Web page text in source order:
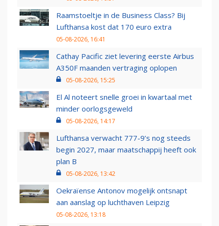
Raamstoeltje in de Business Class? Bij
Lufthansa kost dat 170 euro extra
05-08-2026, 16:41
Cathay Pacific ziet levering eerste Airbus
A350F maanden vertraging oplopen
05-08-2026, 15:25
El Al noteert snelle groei in kwartaal met
minder oorlogsgeweld
05-08-2026, 14:17
Lufthansa verwacht 777-9’s nog steeds
begin 2027, maar maatschappij heeft ook
plan B
05-08-2026, 13:42
Oekraïense Antonov mogelijk ontsnapt
aan aanslag op luchthaven Leipzig
05-08-2026, 13:18